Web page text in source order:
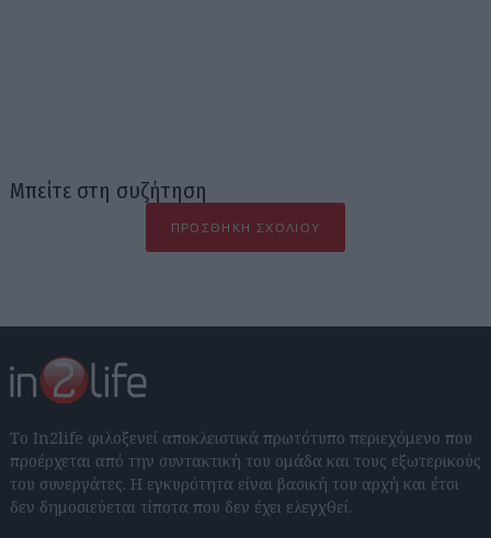
Μπείτε στη συζήτηση
ΠΡΟΣΘΉΚΗ ΣΧΟΛΊΟΥ
Το In2life φιλοξενεί αποκλειστικά πρωτότυπο περιεχόμενο που
προέρχεται από την συντακτική του ομάδα και τους εξωτερικούς
του συνεργάτες. Η εγκυρότητα είναι βασική του αρχή και έτσι
δεν δημοσιεύεται τίποτα που δεν έχει ελεγχθεί.